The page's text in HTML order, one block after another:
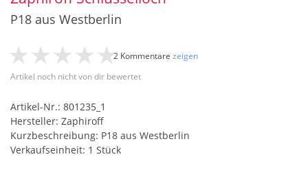
P18 aus Westberlin
Artikel noch nicht von dir bewertet
2 Kommentare zeigen
Artikel-Nr.: 801235_1
Hersteller: Zaphiroff
Kurzbeschreibung: P18 aus Westberlin
Verkaufseinheit: 1 Stück